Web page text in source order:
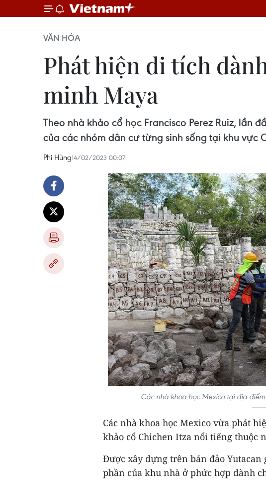
VĂN HÓA
Phát hiện di tích
minh Maya
Theo nhà khảo cổ học Francisco Perez Ruiz, lần
của các nhóm dân cư từng sinh sống tại khu vực
Phi Hùng14/02/2023 00:07
Các nhà khoa học Mexico tại địa
Các nhà khoa học Mexico vừa phát
khảo cổ Chichen Itza nổi tiếng thuộc
Được xây dựng trên bán đảo
phần của khu nhà ở phức hợp dành